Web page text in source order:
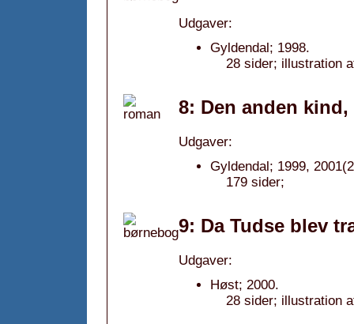
Udgaver:
Gyldendal; 1998.
28 sider; illustration
8: Den anden kind,
Udgaver:
Gyldendal; 1999,
179 sider;
9: Da Tudse blev
Udgaver:
Høst; 2000.
28 sider; illustration